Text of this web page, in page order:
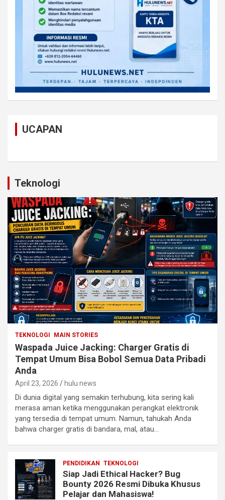
UCAPAN
Teknologi
TEKNOLOGI MAIN STORIES
Waspada Juice Jacking: Charger Gratis di
Tempat Umum Bisa Bobol Semua Data Pribadi
Anda
April 23, 2026 hulu news
Di dunia digital yang semakin terhubung, kita sering kali
merasa aman ketika menggunakan perangkat elektronik
yang tersedia di tempat umum. Namun, tahukah Anda
bahwa charger gratis di bandara, mal, atau…
PENDIDIKAN TEKNOLOGI
Siap Jadi Ethical Hacker? Bug
Bounty 2026 Resmi Dibuka Khusus
Pelajar dan Mahasiswa!